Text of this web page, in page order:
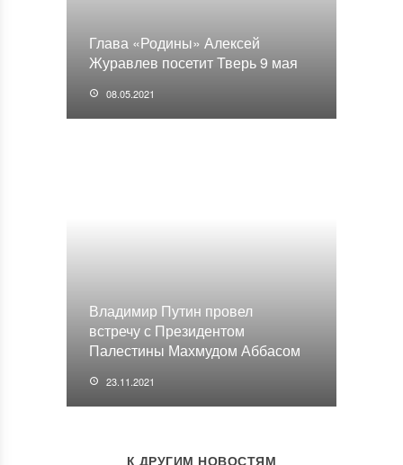
Глава «Родины» Алексей
Журавлев посетит Тверь 9 мая
08.05.2021
Владимир Путин провел
встречу с Президентом
Палестины Махмудом Аббасом
23.11.2021
К ДРУГИМ НОВОСТЯМ